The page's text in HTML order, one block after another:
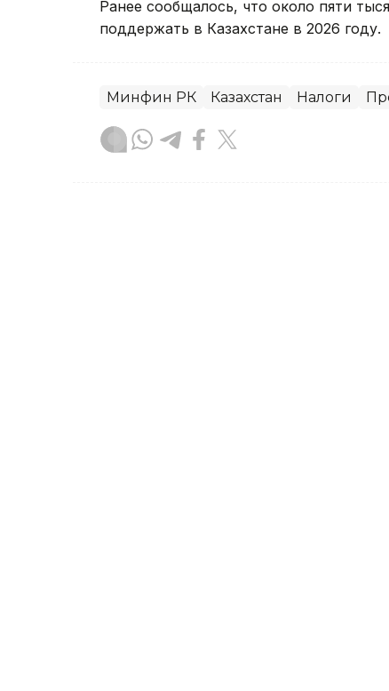
Ранее сообщалось, что около пяти
поддержать в Казахстане в 2026 году.
Минфин РК Казахстан Налоги